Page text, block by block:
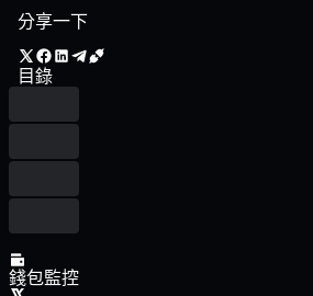
分享一下
目錄
錢包監控